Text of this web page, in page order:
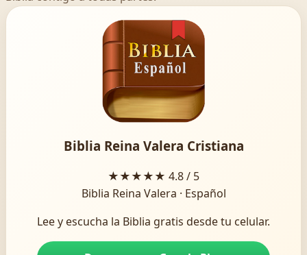
Biblia Reina Valera Cristiana
★★★★★ 4.8 / 5
Biblia Reina Valera · Español
Lee y escucha la Biblia gratis desde tu celular.